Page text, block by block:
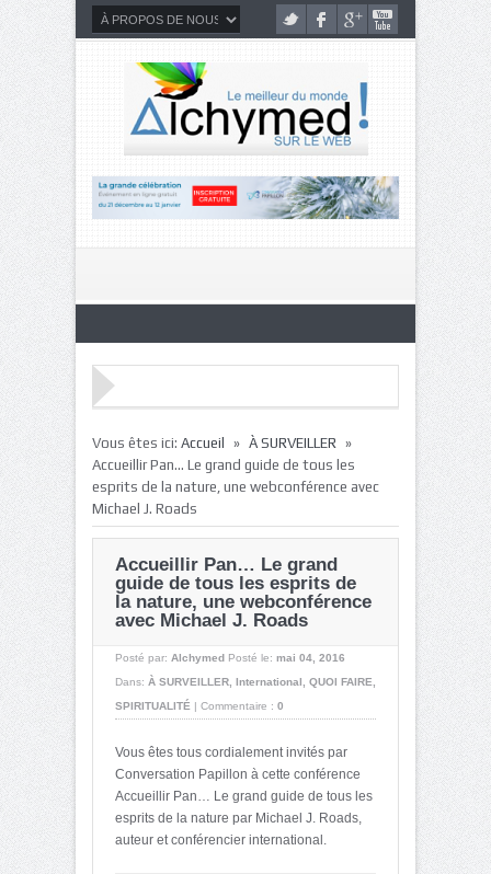
Vous êtes ici: Accueil » À SURVEILLER »
Accueillir Pan… Le grand guide de tous les
esprits de la nature, une webconférence avec
Michael J. Roads
Accueillir Pan… Le grand
guide de tous les esprits de
la nature, une webconférence
avec Michael J. Roads
Posté par: Alchymed Posté le: mai 04, 2016
Dans: À SURVEILLER International QUOI FAIRE
SPIRITUALITÉ | Commentaire : 0
Vous êtes tous cordialement invités par
Conversation Papillon à cette conférence
Accueillir Pan… Le grand guide de tous les
esprits de la nature par Michael J. Roads,
auteur et conférencier international.